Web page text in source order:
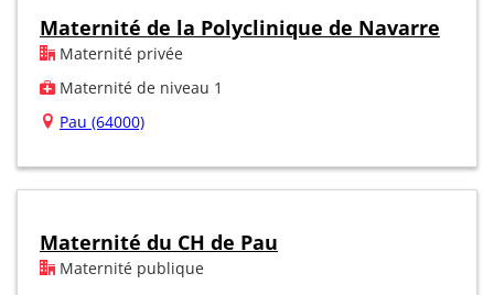
Maternité de la Polyclinique de Navarre
Maternité privée
Maternité de niveau 1
Pau (64000)
Maternité du CH de Pau
Maternité publique